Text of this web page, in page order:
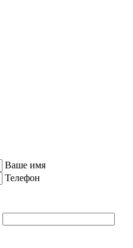
Ваше имя
Телефон